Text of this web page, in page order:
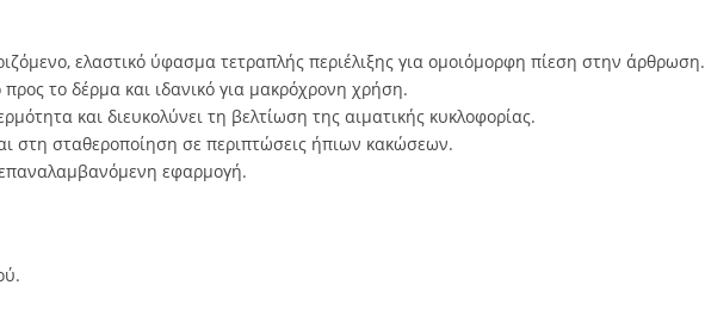
ελαστικό ύφασμα τετραπλής περιέλιξης για ομοιόμορφη πίεση στην άρθρωση.
το δέρμα και ιδανικό για μακρόχρονη χρήση.
και διευκολύνει τη βελτίωση της αιματικής κυκλοφορίας.
στη σταθεροποίηση σε περιπτώσεις ήπιων κακώσεων.
εφαρμογή.